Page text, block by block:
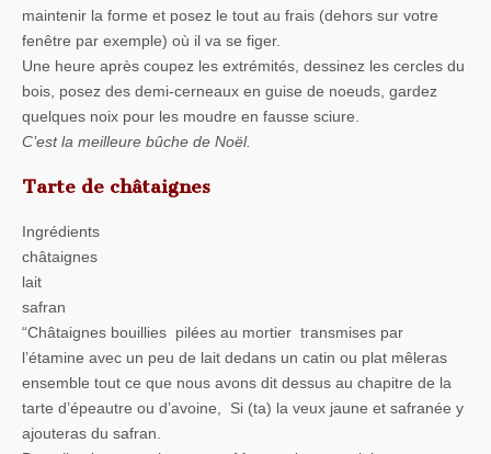
maintenir la forme et posez le tout au frais (dehors sur votre
fenêtre par exemple) où il va se figer.
Une heure après coupez les extrémités, dessinez les cercles du
bois, posez des demi-cerneaux en guise de noeuds, gardez
quelques noix pour les moudre en fausse sciure.
C’est la meilleure bûche de Noël.
Tarte de châtaignes
Ingrédients
châtaignes
lait
safran
“Châtaignes bouillies pilées au mortier transmises par
l’étamine avec un peu de lait dedans un catin ou plat mêleras
ensemble tout ce que nous avons dit dessus au chapitre de la
tarte d’épeautre ou d’avoine, Si (ta) la veux jaune et safranée y
ajouteras du safran.